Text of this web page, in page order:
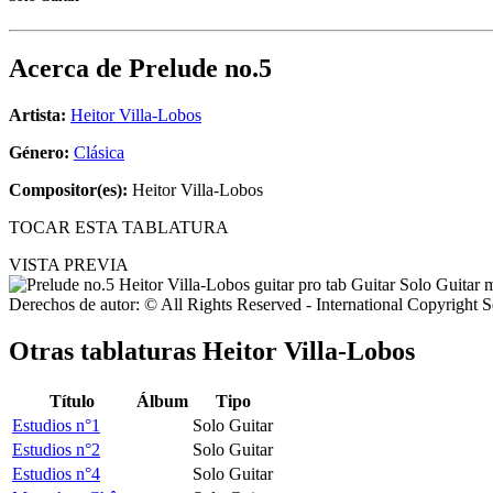
Acerca de Prelude no.5
Artista: Heitor Villa-Lobos
Género: Clásica
Compositor(es): Heitor Villa-Lobos
TOCAR ESTA TABLATURA
VISTA PREVIA
Derechos de autor: © All Rights Reserved - International Copyright
Otras tablaturas Heitor Villa-Lobos
Título Álbum
Tipo
Estudios n°1
Solo Guitar
Estudios n°2
Solo Guitar
Estudios n°4
Solo Guitar